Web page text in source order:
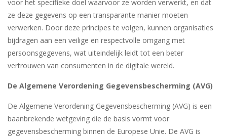
voor het specifieke doel waarvoor ze worden verwerkt, en dat
ze deze gegevens op een transparante manier moeten
verwerken. Door deze principes te volgen, kunnen organisaties
bijdragen aan een veilige en respectvolle omgang met
persoonsgegevens, wat uiteindelijk leidt tot een beter
vertrouwen van consumenten in de digitale wereld.
De Algemene Verordening Gegevensbescherming (AVG)
De Algemene Verordening Gegevensbescherming (AVG) is een
baanbrekende wetgeving die de basis vormt voor
gegevensbescherming binnen de Europese Unie. De AVG is